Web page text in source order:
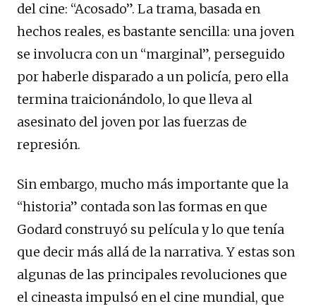
del cine: “Acosado”. La trama, basada en
hechos reales, es bastante sencilla: una joven
se involucra con un “marginal”, perseguido
por haberle disparado a un policía, pero ella
termina traicionándolo, lo que lleva al
asesinato del joven por las fuerzas de
represión.
Sin embargo, mucho más importante que la
“historia” contada son las formas en que
Godard construyó su película y lo que tenía
que decir más allá de la narrativa. Y estas son
algunas de las principales revoluciones que
el cineasta impulsó en el cine mundial, que